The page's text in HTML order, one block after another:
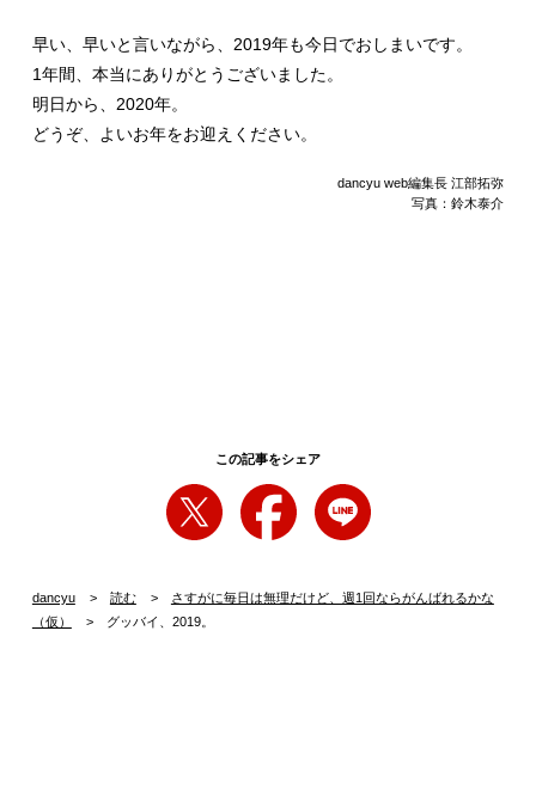
早い、早いと言いながら、2019年も今日でおしまいです。
1年間、本当にありがとうございました。
明日から、2020年。
どうぞ、よいお年をお迎えください。
dancyu web編集長 江部拓弥
写真：鈴木泰介
この記事をシェア
dancyu 読む
さすがに毎日は無理だけど、週1回ならがんばれるかな
（仮）
グッバイ、2019。